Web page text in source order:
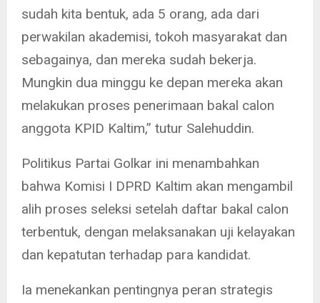
sudah kita bentuk, ada 5 orang, ada dari
perwakilan akademisi, tokoh masyarakat dan
sebagainya, dan mereka sudah bekerja.
Mungkin dua minggu ke depan mereka akan
melakukan proses penerimaan bakal calon
anggota KPID Kaltim,” tutur Salehuddin.
Politikus Partai Golkar ini menambahkan
bahwa Komisi I DPRD Kaltim akan mengambil
alih proses seleksi setelah daftar bakal calon
terbentuk, dengan melaksanakan uji kelayakan
dan kepatutan terhadap para kandidat.
Ia menekankan pentingnya peran strategis